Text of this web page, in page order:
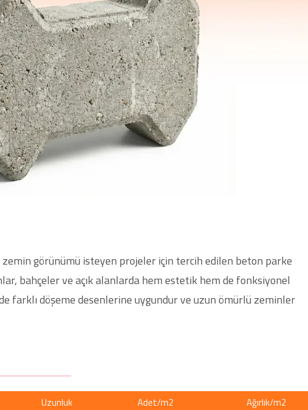
zemin görünümü isteyen projeler için tercih edilen beton parke
bahçeler ve açık alanlarda hem estetik hem de fonksiyonel
farklı döşeme desenlerine uygundur ve uzun ömürlü zeminler
Uzunluk Adet/m2
Ağırlık/m2